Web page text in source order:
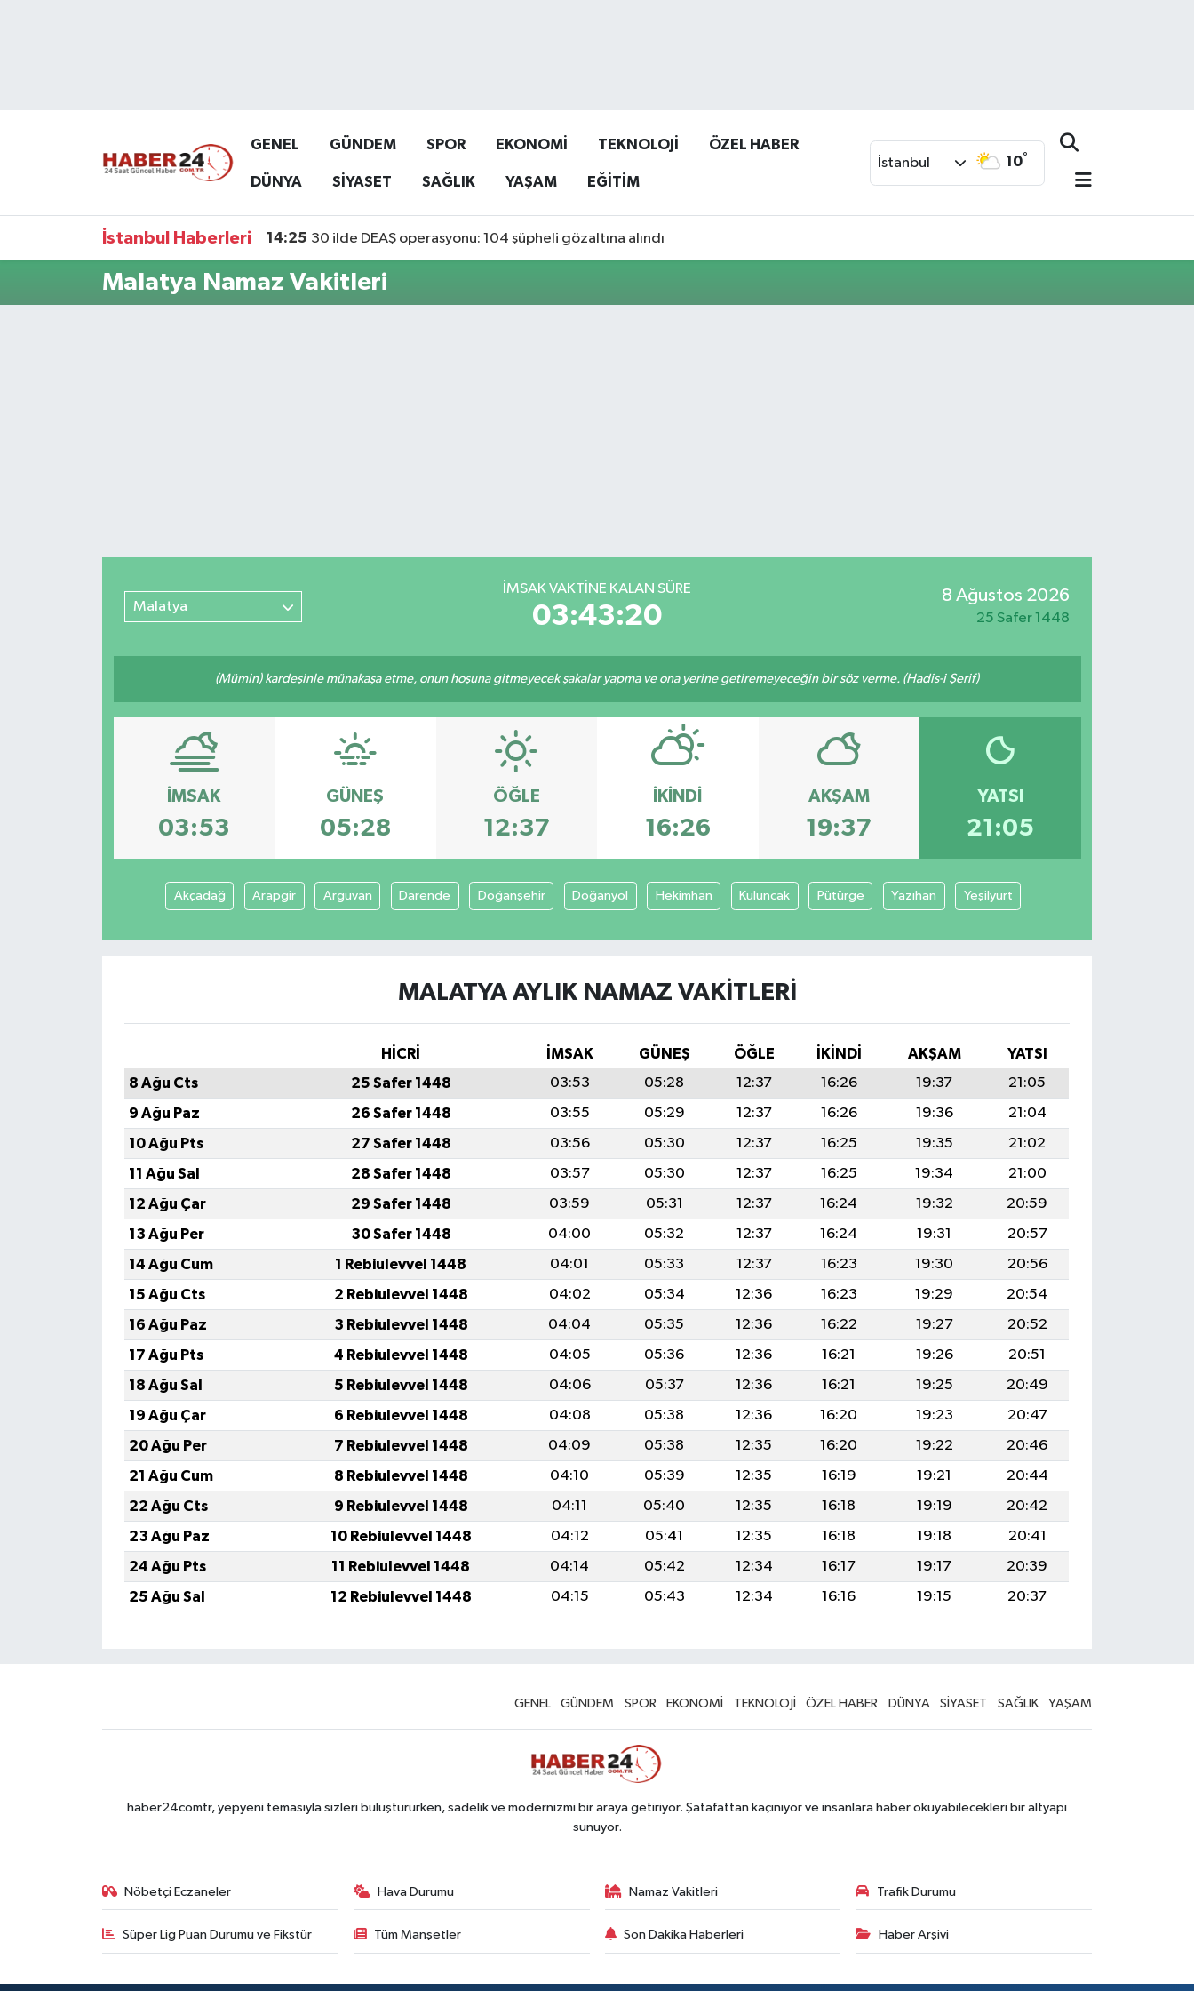
GENEL GÜNDEM SPOR EKONOMİ TEKNOLOJİ ÖZEL HABER
DÜNYA SİYASET SAĞLIK YAŞAM EĞİTİM
İstanbul 10°
İstanbul Haberleri 14:25 30 ilde DEAŞ operasyonu: 104 şüpheli gözaltına alındı
Malatya Namaz Vakitleri
Malatya
İMSAK VAKTİNE KALAN SÜRE
03:43:20
8 Ağustos 2026
25 Safer 1448
(Mümin) kardeşinle münakaşa etme, onun hoşuna gitmeyecek şakalar yapma ve ona yerine getiremeyeceğin bir söz verme. (Hadis-i Şerif)
İMSAK
03:53
GÜNEŞ
05:28
ÖĞLE
12:37
İKINDI
16:26
AKŞAM
19:37
YATSI
21:05
Akçadağ Arapgir Arguvan Darende Doğanşehir Doğanyol Hekimhan Kuluncak Pütürge Yazıhan Yeşilyurt
MALATYA AYLIK NAMAZ VAKITLERI
HİCRİ İMSAK GÜNEŞ ÖĞLE İKINDI AKŞAM
YATSI
8 Ağu Cts
25 Safer 1448 03:53 05:28 12:37 16:26 19:37
21:05
9 Ağu Paz
26 Safer 1448 03:55 05:29 12:37 16:26 19:36
21:04
10 Ağu Pts
27 Safer 1448 03:56 05:30 12:37 16:25 19:35
21:02
11 Ağu Sal
28 Safer 1448 03:57 05:30 12:37 16:25 19:34
21:00
12 Ağu Çar
29 Safer 1448 03:59 05:31 12:37 16:24 19:32
20:59
13 Ağu Per
30 Safer 1448 04:00 05:32 12:37 16:24 19:31
20:57
14 Ağu Cum
1 Rebiulevvel 1448 04:01 05:33 12:37 16:23 19:30
20:56
15 Ağu Cts
2 Rebiulevvel 1448 04:02 05:34 12:36 16:23 19:29
20:54
16 Ağu Paz
3 Rebiulevvel 1448 04:04 05:35 12:36 16:22 19:27
20:52
17 Ağu Pts
4 Rebiulevvel 1448 04:05 05:36 12:36 16:21 19:26
20:51
18 Ağu Sal
5 Rebiulevvel 1448 04:06 05:37 12:36 16:21 19:25
20:49
19 Ağu Çar
6 Rebiulevvel 1448 04:08 05:38 12:36 16:20 19:23
20:47
20 Ağu Per
7 Rebiulevvel 1448 04:09 05:38 12:35 16:20 19:22
20:46
21 Ağu Cum
8 Rebiulevvel 1448 04:10 05:39 12:35 16:19 19:21
20:44
22 Ağu Cts
9 Rebiulevvel 1448 04:11 05:40 12:35 16:18 19:19
20:42
23 Ağu Paz
10 Rebiulevvel 1448 04:12 05:41 12:35 16:18 19:18
20:41
24 Ağu Pts
11 Rebiulevvel 1448 04:14 05:42 12:34 16:17 19:17
20:39
25 Ağu Sal
12 Rebiulevvel 1448 04:15 05:43 12:34 16:16 19:15 20:37
GENEL GÜNDEM SPOR EKONOMİ TEKNOLOJİ ÖZEL HABER DÜNYA SİYASET SAĞLIK YAŞAM
haber24comtr, yepyeni temasıyla sizleri buluştururken, sadelik ve modernizmi bir araya getiriyor. Şatafattan kaçınıyor ve insanlara haber okuyabilecekleri bir altyapı
sunuyor.
Nöbetçi Eczaneler Hava Durumu Namaz Vakitleri Trafik Durumu
Süper Lig Puan Durumu ve Fikstür Tüm Manşetler Son Dakika Haberleri Haber Arşivi
Namaz Vakitleri
Süper Lig Puan Durumu ve Fikstür
Tüm Manşetler